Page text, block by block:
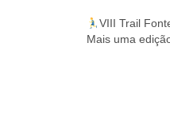
VIII Trail
Mais uma